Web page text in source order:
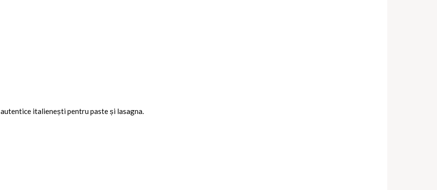
italienești pentru paste și lasagna.